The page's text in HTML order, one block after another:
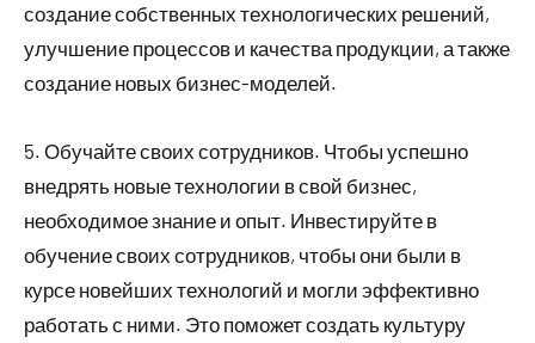
создание собственных технологических решений,
улучшение процессов и качества продукции, а также
создание новых бизнес-моделей.
5. Обучайте своих сотрудников. Чтобы успешно
внедрять новые технологии в свой бизнес,
необходимое знание и опыт. Инвестируйте в
обучение своих сотрудников, чтобы они были в
курсе новейших технологий и могли эффективно
работать с ними. Это поможет создать культуру